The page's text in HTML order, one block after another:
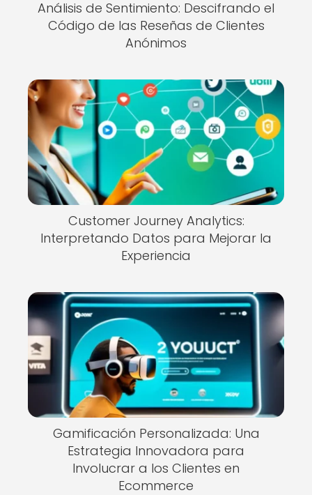
Análisis de Sentimiento: Descifrando el
Código de las Reseñas de Clientes
Anónimos
Customer Journey Analytics:
Interpretando Datos para Mejorar la
Experiencia
Gamificación Personalizada: Una
Estrategia Innovadora para
Involucrar a los Clientes en
Ecommerce